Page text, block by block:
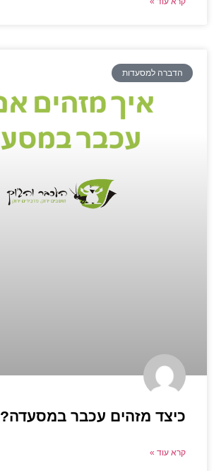
הדברה למסעדות
כיצד מזהים עכבר במסעדה?
קרא עוד »